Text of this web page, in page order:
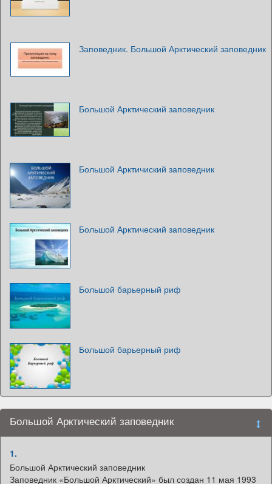
Заповедник. Большой Арктический заповедник
Большой Арктический заповедник
Большой Арктичиский заповедник
Большой Арктический заповедник
Большой барьерный риф
Большой барьерный риф
Большой Арктический заповедник
1.
Большой Арктический заповедник
Заповедник «Большой Арктический» был создан 11 мая 1993